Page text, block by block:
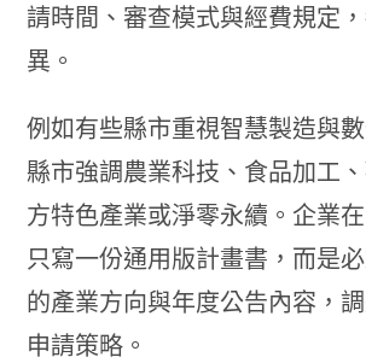
請時間、審查模式與經費規定
異。
例如有些縣市重視智慧製造與
縣市強調農業科技、食品加工
方特色產業或淨零永續。企業
只寫一份通用版計畫書，而是
的產業方向與年度公告內容，
申請策略。